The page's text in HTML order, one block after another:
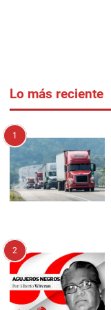
Lo más reciente
1
2